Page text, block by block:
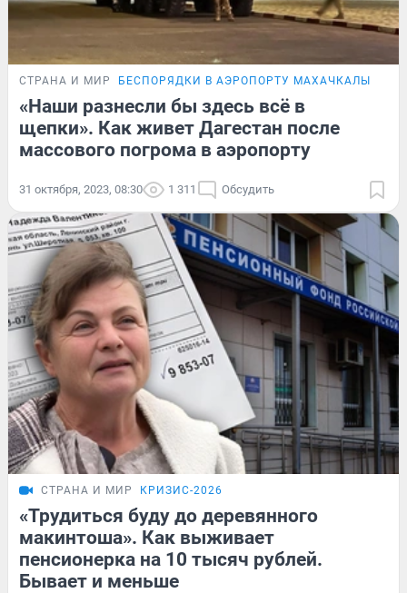
СТРАНА И МИР БЕСПОРЯДКИ В АЭРОПОРТУ МАХАЧКАЛЫ
«Наши разнесли бы здесь всё в
щепки». Как живет Дагестан после
массового погрома в аэропорту
31 октября, 2023, 08:30 1 311 Обсудить
СТРАНА И МИР КРИЗИС-2026
«Трудиться буду до деревянного
макинтоша». Как выживает
пенсионерка на 10 тысяч рублей.
Бывает и меньше